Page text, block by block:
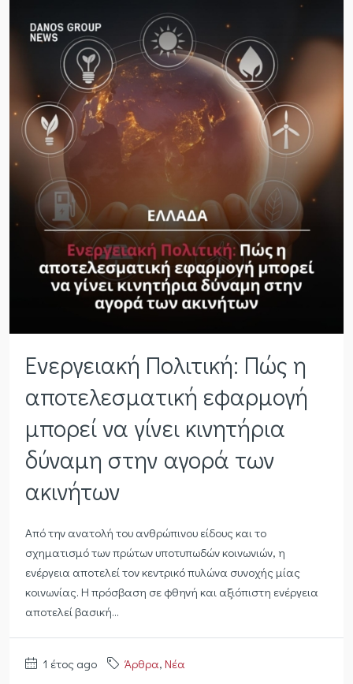
Ενεργειακή Πολιτική: Πώς η
αποτελεσματική εφαρμογή
μπορεί να γίνει κινητήρια
δύναμη στην αγορά των
ακινήτων
Από την ανατολή του ανθρώπινου είδους και το
σχηματισμό των πρώτων υποτυπωδών κοινωνιών, η
ενέργεια αποτελεί τον κεντρικό πυλώνα συνοχής μίας
κοινωνίας. Η πρόσβαση σε φθηνή και αξιόπιστη ενέργεια
αποτελεί βασική...
1 έτος ago Άρθρα, Νέα